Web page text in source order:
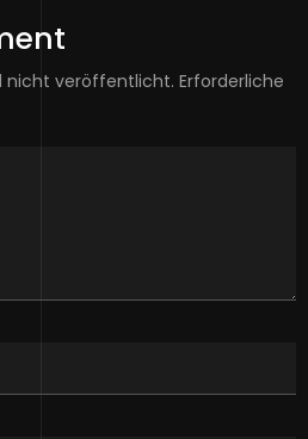
nicht veröffentlicht. Erforderliche